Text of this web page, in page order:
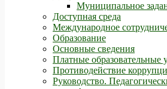
Муниципальное
Доступная среда
Международное
Образование
Основные сведения
Платные образовательные
Противодействие
Руководство.